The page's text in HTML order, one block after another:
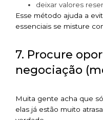
deixar valores
Esse método ajuda a
essenciais se misture
7. Procure
negociação
Muita gente acha que
elas já estão muito